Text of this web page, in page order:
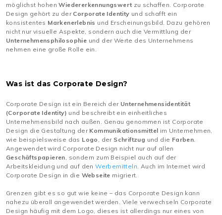
möglichst hohenWiedererkennungswert zu schaffen. Corporate
Design gehört zu der Corporate Identity und schafft ein
konsistentes Markenerlebnis und Erscheinungsbild. Dazu gehören
nicht nur visuelle Aspekte, sondern auch die Vermittlung der
Unternehmensphilosophie und der Werte des Unternehmens
nehmen eine große Rolle ein.
Was ist das Corporate Design?
Corporate Design ist ein Bereich der Unternehmensidentität
(Corporate Identity) und beschreibt ein einheitliches
Unternehmensbild nach außen. Genau genommen ist Corporate
Design die Gestaltung der Kommunikationsmittel im Unternehmen,
wie beispielsweise das Logo , der Schriftzug und die Farben
Angewendet wird Corporate Design nicht nur auf allen
Geschäftspapieren , sondern zum Beispiel auch auf der
Arbeitskleidung und auf denWerbemitteln . Auch im Internet wird
Corporate Design in die Webseite migriert.
Grenzen gibt es so gut wie keine – das Corporate Design kann
nahezu überall angewendet werden. Viele verwechseln Corporate
Design häufig mit dem Logo, dieses ist allerdings nur eines von